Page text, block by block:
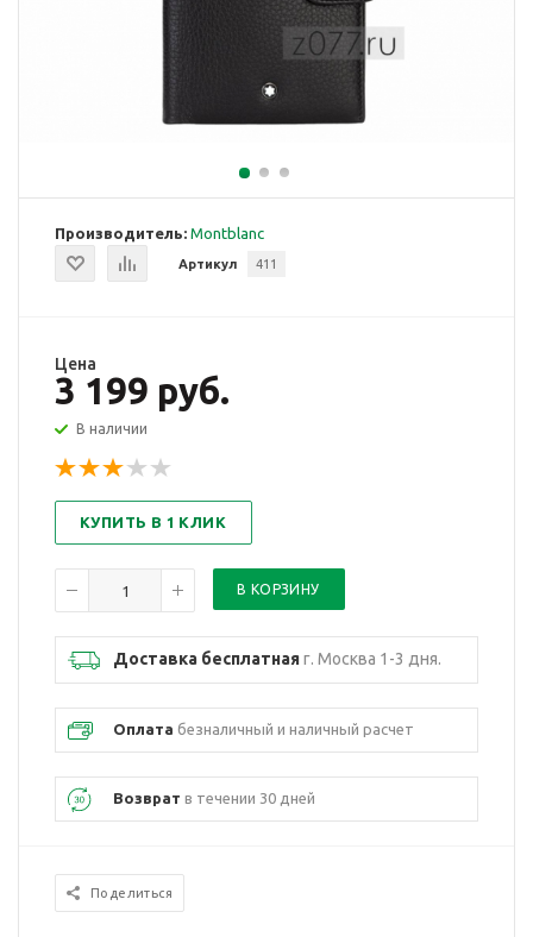
Производитель: Montblanc
Артикул 411
Цена
3 199 руб.
В наличии
КУПИТЬ В 1 КЛИК
Доставка бесплатнаяг. Москва 1-3 дня.
Оплата безналичный и наличный расчет
Возврат в течении 30 дней
Поделиться